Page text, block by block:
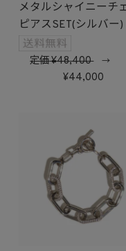
メタルシャイニーチ
ピアスSET(シルバー)
定価 48,400→
44,000